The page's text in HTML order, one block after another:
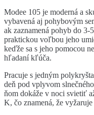
Modee 105 je moderná a
vybavená aj pohybovým
ak zaznamená pohyb do
praktickou voľbou jeho
keďže sa s jeho pomocou
hľadaní kľúča.
Pracuje s jedným
deň pod vplyvom
ňom dokáže v noci svietiť
K, čo znamená, že vyžaruje